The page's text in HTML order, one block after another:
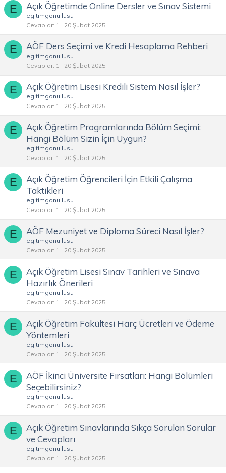
E Açık Öğretimde Online Dersler ve Sınav Sistemi
egitimgonullusu
Cevaplar 1 20 Şubat 2025
E AÖF Ders Seçimi ve Kredi Hesaplama Rehberi
egitimgonullusu
Cevaplar 1 20 Şubat 2025
E Açık Öğretim Lisesi Kredili Sistem Nasıl İşler?
egitimgonullusu
Cevaplar 1 20 Şubat 2025
E
Açık Öğretim Programlarında Bölüm Seçimi:
Hangi Bölüm Sizin İçin Uygun?
egitimgonullusu
Cevaplar 1 20 Şubat 2025
E
Açık Öğretim Öğrencileri İçin Etkili Çalışma
Taktikleri
egitimgonullusu
Cevaplar 1 20 Şubat 2025
E AÖF Mezuniyet ve Diploma Süreci Nasıl İşler?
egitimgonullusu
Cevaplar 1 20 Şubat 2025
E
Açık Öğretim Lisesi Sınav Tarihleri ve Sınava
Hazırlık Önerileri
egitimgonullusu
Cevaplar 1 20 Şubat 2025
E
Açık Öğretim Fakültesi Harç Ücretleri ve Ödeme
Yöntemleri
egitimgonullusu
Cevaplar 1 20 Şubat 2025
E
AÖF İkinci Üniversite Fırsatları: Hangi Bölümleri
Seçebilirsiniz?
egitimgonullusu
Cevaplar 1 20 Şubat 2025
E
Açık Öğretim Sınavlarında Sıkça Sorulan Sorular
ve Cevapları
egitimgonullusu
Cevaplar 1 20 Şubat 2025